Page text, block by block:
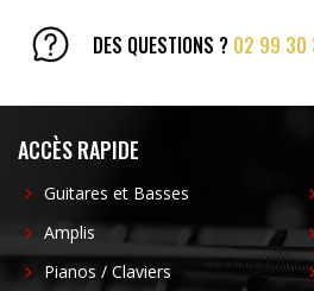
DES QUESTIONS ? 02 99 30
ACCÈS RAPIDE
Guitares et Basses
Amplis
Pianos / Claviers